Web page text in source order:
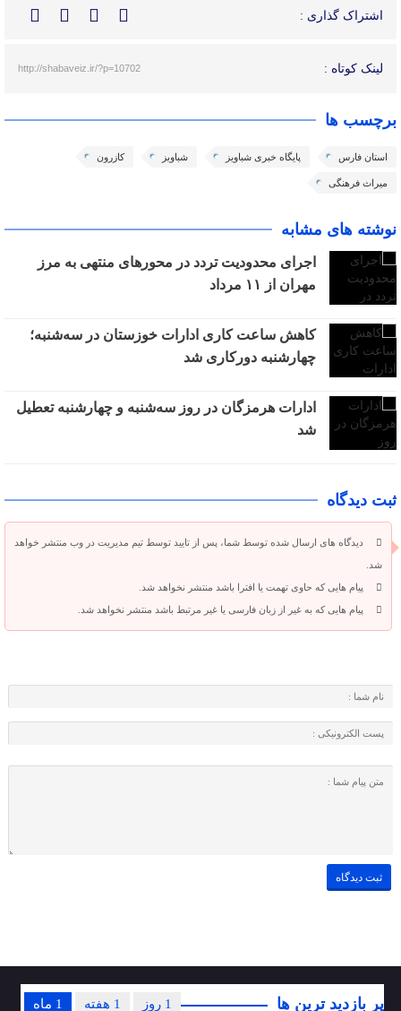
اشتراک گذاری :
لینک کوتاه : http://shabaveiz.ir/?p=10702
برچسب ها
استان فارس پایگاه خبری شباویز شباویز کازرون
میراث فرهنگی
نوشته های مشابه
اجرای محدودیت تردد در محورهای منتهی به مرز
مهران از ۱۱ مرداد
کاهش ساعت کاری ادارات خوزستان در سه‌شنبه؛
چهارشنبه دورکاری شد
ادارات هرمزگان در روز سه‌شنبه و چهارشنبه تعطیل
شد
ثبت دیدگاه
دیدگاه های ارسال شده توسط شما، پس از تایید توسط تیم مدیریت در وب منتشر خواهد
شد.
پیام هایی که حاوی تهمت یا افترا باشد منتشر نخواهد شد.
پیام هایی که به غیر از زبان فارسی یا غیر مرتبط باشد منتشر نخواهد شد.
پر بازدید ترین ها 1 ماه 1 هفته 1 روز